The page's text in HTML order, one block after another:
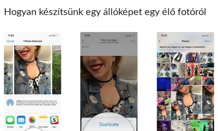
Hogyan készítsünk egy állóképet egy élő fotóról